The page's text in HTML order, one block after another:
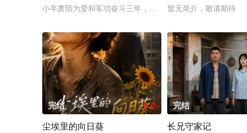
小卒萧陌为爱和军功奋斗三年，却被恋人柳莺儿与将军之子
暂无简介，敬请期待
完结 4.0
尘埃里的向日葵
完结
长兄守家记